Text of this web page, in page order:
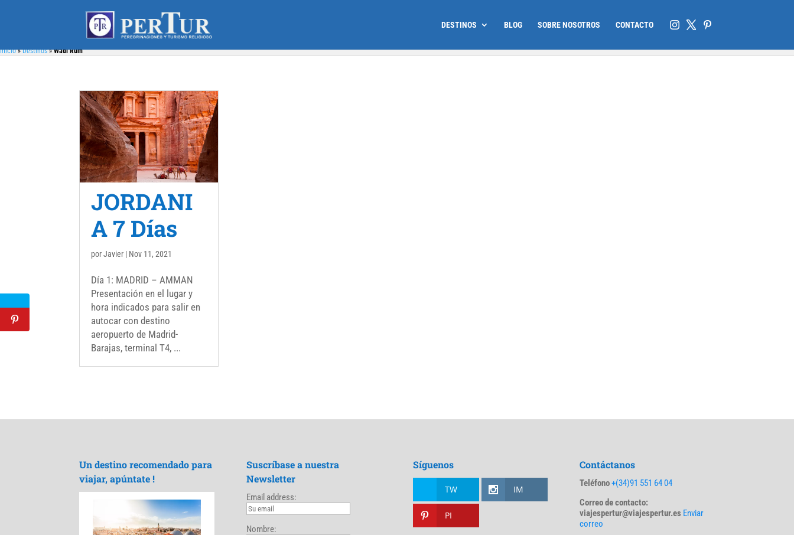
DESTINOS BLOG SOBRE NOSOTROS CONTACTO
Inicio»Destinos»Wadi Rum
JORDANI
A 7 Días
porJavier | Nov 11, 2021
Día 1: MADRID – AMMAN
Presentación en el lugar y
hora indicados para salir en
autocar con destino
aeropuerto de Madrid-
Barajas, terminal T4, ...
Un destino recomendado para
viajar, apúntate !
Suscríbase a nuestra
Newsletter
Email address:
Nombre:
Síguenos
TW IM
PI
Contáctanos
Teléfono+(34)91 551 64 04
Correo de contacto:
viajespertur@viajespertur.es Enviar
correo